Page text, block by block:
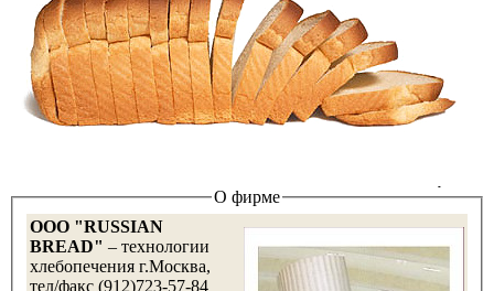
О фирме
OOO "RUSSIAN
BREAD" – технологии
хлебопечения г.Москва,
тел/факс (912)723-57-84